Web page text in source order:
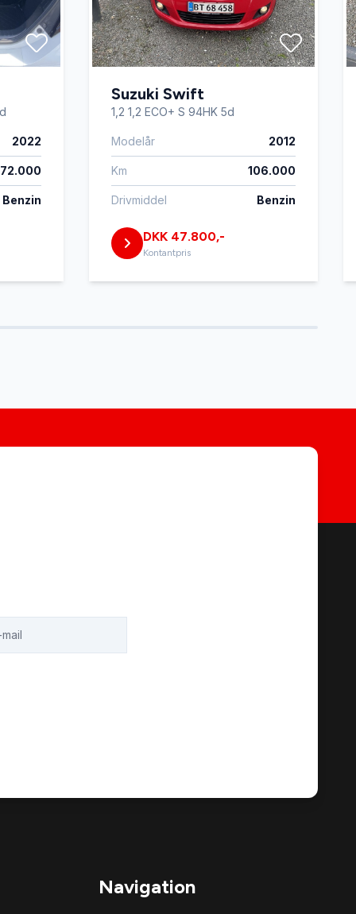
2022
72.000
Benzin
Suzuki Swift
1,2 1,2 ECO+ S 94HK 5d
Modelår 2012
Km 106.000
Drivmiddel Benzin
DKK 47.800,-
Kontantpris
Navigation